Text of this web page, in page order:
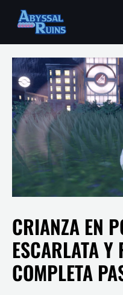
contenido
CRIANZA EN
ESCARLATA
COMPLETA